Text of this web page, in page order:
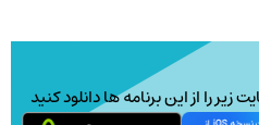
را از این برنامه ها دانلود کنید